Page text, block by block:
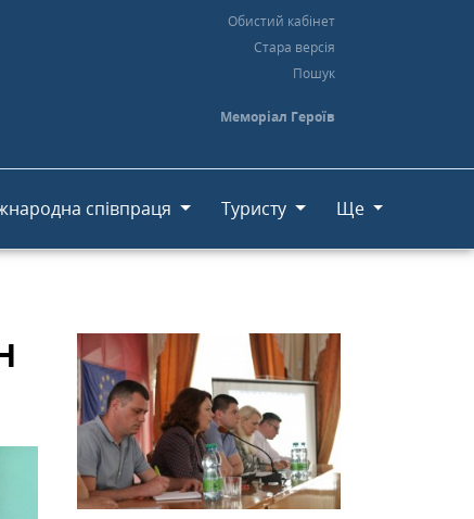
Обистий кабінет
Стара версія
Пошук
Меморіал Героїв
співпраця Туристу Ще